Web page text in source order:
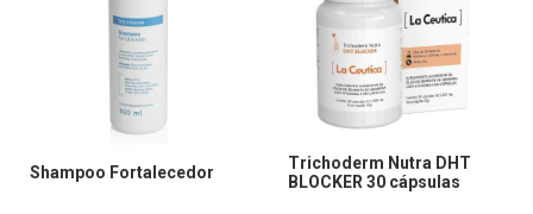
Shampoo Fortalecedor
Trichoderm Nutra DHT
BLOCKER 30 cápsulas